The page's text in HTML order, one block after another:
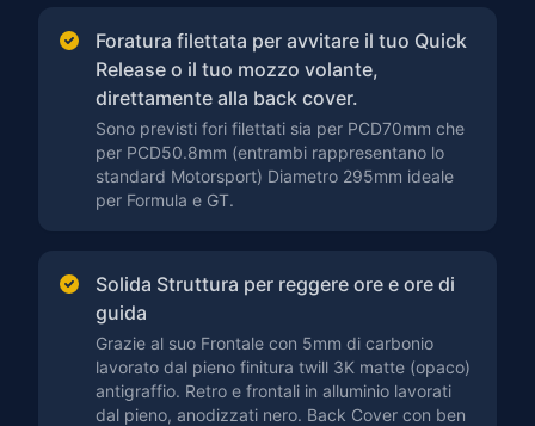
Foratura filettata per avvitare il tuo Quick
Release o il tuo mozzo volante,
direttamente alla back cover.
Sono previsti fori filettati sia per PCD70mm che
per PCD50.8mm (entrambi rappresentano lo
standard Motorsport) Diametro 295mm ideale
per Formula e GT.
Solida Struttura per reggere ore e ore di
guida
Grazie al suo Frontale con 5mm di carbonio
lavorato dal pieno finitura twill 3K matte (opaco)
antigraffio. Retro e frontali in alluminio lavorati
dal pieno, anodizzati nero. Back Cover con ben